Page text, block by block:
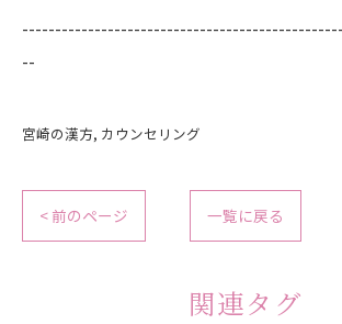
--
宮崎の漢方 カウンセリング
< 前のページ 一覧に戻る
関連タグ